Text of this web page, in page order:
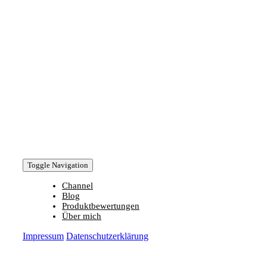
Toggle Navigation
Channel
Blog
Produktbewertungen
Über mich
Impressum Datenschutzerklärung